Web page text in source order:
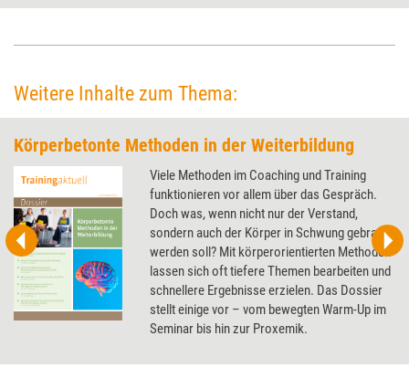
Weitere Inhalte zum Thema:
Körperbetonte Methoden in der Weiterbildung
Viele Methoden im Coaching und Training
funktionieren vor allem über das Gespräch.
Doch was, wenn nicht nur der Verstand,
sondern auch der Körper in Schwung gebracht
werden soll? Mit körperorientierten Methoden
lassen sich oft tiefere Themen bearbeiten und
schnellere Ergebnisse erzielen. Das Dossier
stellt einige vor – vom bewegten Warm-Up im
Seminar bis hin zur Proxemik.